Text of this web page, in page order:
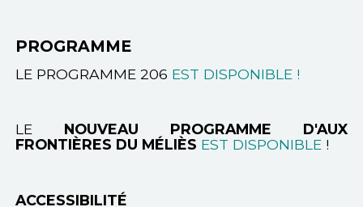
PROGRAMME
LE PROGRAMME 206 EST DISPONIBLE !
LE NOUVEAU PROGRAMME D'AUX
FRONTIÈRES DU MÉLIÈS EST DISPONIBLE !
ACCESSIBILITÉ